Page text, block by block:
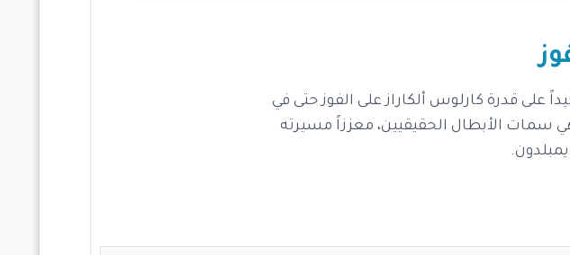
على قدرة كارلوس ألكاراز على الفوز حتى في
سمات الأبطال الحقيقيين، معززاً مسيرته